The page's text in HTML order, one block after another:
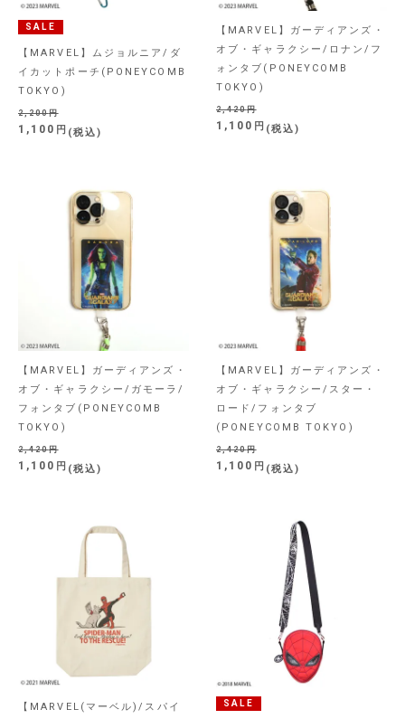
SALE
【MARVEL】ムジョルニア/ダ
イカットポーチ(PONEYCOMB
TOKYO)
2,200
1,100 税込
【MARVEL】ガーディアンズ・
オブ・ギャラクシー/ロナン/フ
ォンタブ(PONEYCOMB
TOKYO)
2,420
1,100 税込
【MARVEL】ガーディアンズ・
オブ・ギャラクシー/ガモーラ/
フォンタブ(PONEYCOMB
TOKYO)
2,420
1,100 税込
【MARVEL】ガーディアンズ・
オブ・ギャラクシー/スター・
ロード/フォンタブ
(PONEYCOMB TOKYO)
2,420
1,100 税込
【MARVEL(マーベル)/スパイ
SALE